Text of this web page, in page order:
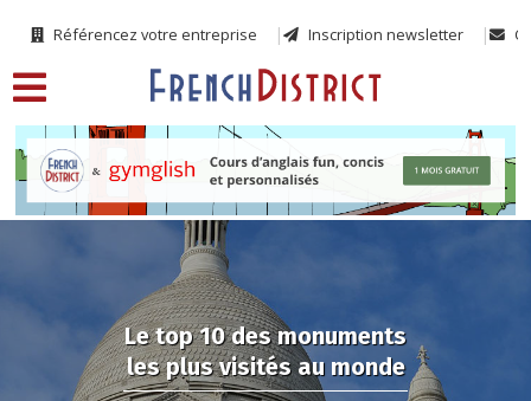
Référencez votre entreprise Inscription newsletter
Le top 10 des monuments
les plus visités au monde